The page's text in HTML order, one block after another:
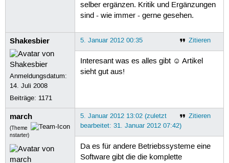
selber ergänzen. Kritik und Ergänzungen
sind - wie immer - gerne gesehen.
Shakesbier
Anmeldungsdatum:
14. Juli 2008
Beiträge: 1171
Zitieren
5. Januar 2012 00:35
Interesant was es alles gibt ☺ Artikel
sieht gut aus!
march
(Theme
nstarter)
Zitieren
5. Januar 2012 13:02 (zuletzt
bearbeitet: 31. Januar 2012 07:42)
Da es für andere Betriebssysteme eine
Software gibt die die komplette